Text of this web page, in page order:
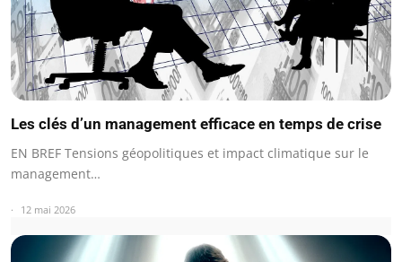
Les clés d’un management efficace en temps de crise
EN BREF Tensions géopolitiques et impact climatique sur le
management…
12 mai 2026